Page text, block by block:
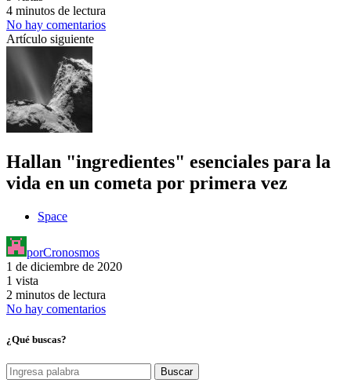
4 minutos de lectura
No hay comentarios
Artículo siguiente
Hallan "ingredientes" esenciales para la
vida en un cometa por primera vez
Space
porCronosmos
1 de diciembre de 2020
1 vista
2 minutos de lectura
No hay comentarios
¿Qué buscas?
Buscar